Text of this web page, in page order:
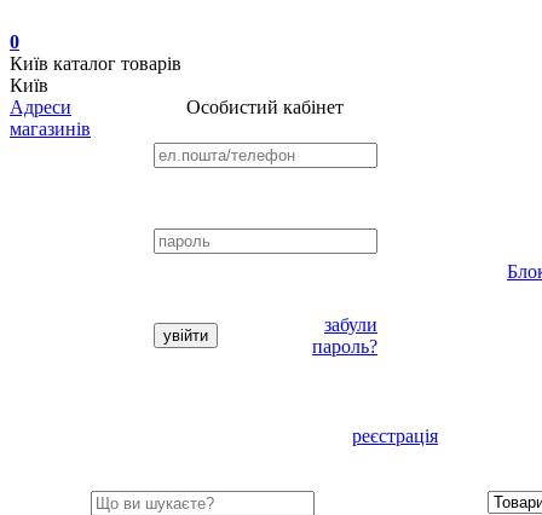
0
Київ каталог товарів
Київ
Адреси
магазинів
Особистий кабінет
забули
пароль?
реєстрація